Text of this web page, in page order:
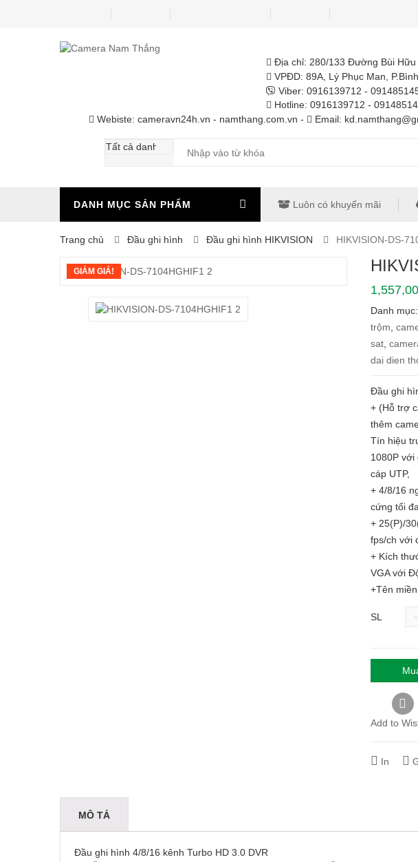
Địa chỉ: 280/133 Đường Bùi Hữu
VPĐD: 89A, Lý Phục Man,
Viber: 0916139712 -
Hotline: 0916139712 -
Webiste: cameravn24h.vn - namthang.com.vn -
Email:
DANH MỤC SẢN PHẨM Luôn có khuyến mãi
Trang chủ Đầu ghi hình Đầu ghi hình HIKVISION HIKVISION-DS-
GIẢM GIÁ!
Danh
trộm ,
sat ,
dai dien
Đầu ghi
+ (Hỗ trợ
thêm
Tín hiệu
1080P với
cáp UTP,
+ 4/8/16
cứng tối
+ 25(P)/
fps/ch với
+ Kích
VGA với
+Tên
SL -
Add to
In
MÔ TẢ
Đầu ghi hình 4/8/16 kênh Turbo HD 3.0 DVR